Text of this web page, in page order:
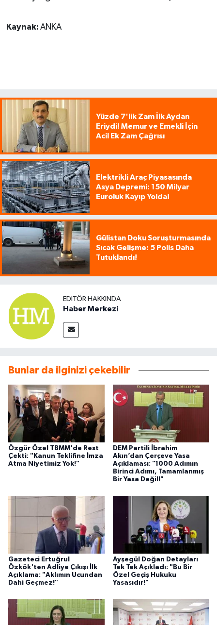
Kaynak: ANKA
Yüzde 7'lik Zam İlk Aydan
Eriydi! Memur ve Emekli İçin
Acil Ek Zam Çağrısı
Elektrikli Araç Piyasasında
Asya Depremi: 150 Milyar
Euroluk Kayıp Yolda!
Gülistan Doku Soruşturmasında
Sıcak Gelişme: 5 Polis Daha
Tutuklandı!
EDITÖR HAKKINDA
Haber Merkezi
Bunlar da ilginizi çekebilir
Özgür Özel TBMM'de Rest
Çekti: "Kanun Teklifine İmza
Atma Niyetimiz Yok!"
DEM Partili İbrahim
Akın’dan Çerçeve Yasa
Açıklaması: "1000 Adımın
Birinci Adımı, Tamamlanmış
Bir Yasa Değil!"
Gazeteci Ertuğrul
Özkök'ten Adliye Çıkışı İlk
Açıklama: "Aklımın Ucundan
Dahi Geçmez!"
Ayşegül Doğan Detayları
Tek Tek Açıkladı: "Bu Bir
Özel Geçiş Hukuku
Yasasıdır!"